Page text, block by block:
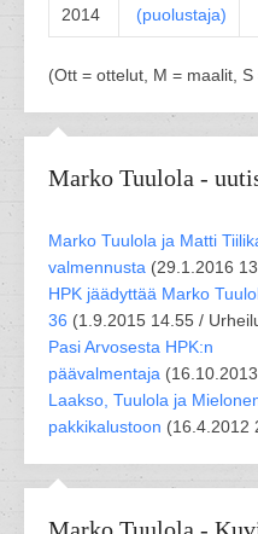
2014
(puolustaja)
(Ott = ottelut, M = maalit,
Marko Tuulola -
Marko Tuulola ja Matti
valmennusta (29.1.2016
HPK jäädyttää Marko
36 (1.9.2015 14.55 /
Pasi Arvosesta HPK:n
päävalmentaja (
Laakso, Tuulola ja
pakkikalustoon (16.4.2012